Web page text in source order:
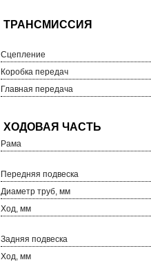
Сцепление
Коробка передач
Главная передача
Рама
Передняя подвеска
Диаметр труб, мм
Ход, мм
Задняя подвеска
Ход, мм